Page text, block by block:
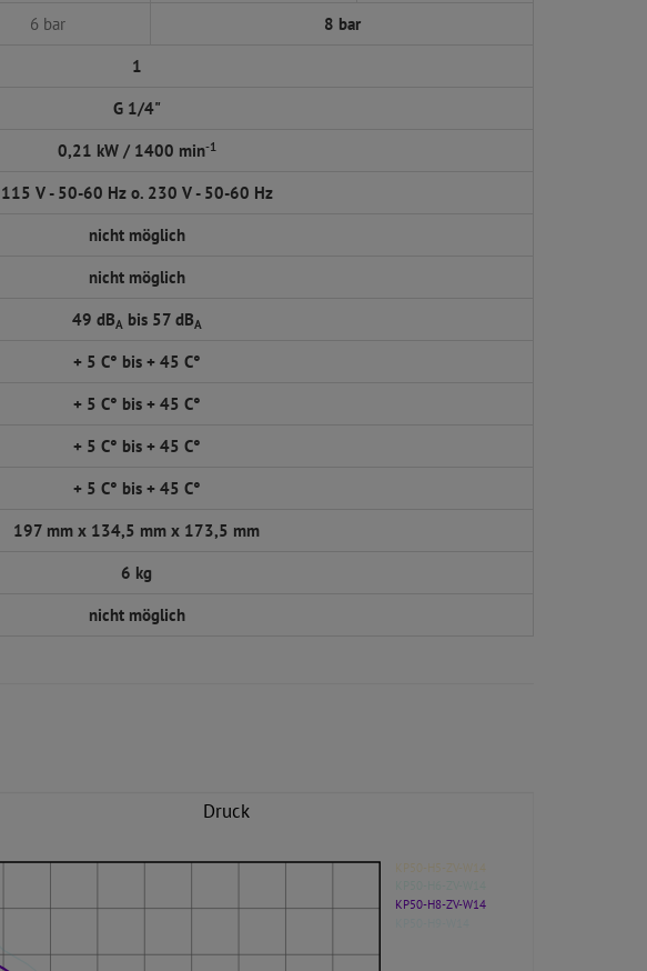
6 bar
8 bar
1
G 1/4"
0,21 kW / 1400 min-1
115 V - 50-60 Hz o. 230 V - 50-60 Hz
nicht möglich
nicht möglich
49 dBA bis 57 dBA
+ 5 C° bis + 45 C°
+ 5 C° bis + 45 C°
+ 5 C° bis + 45 C°
+ 5 C° bis + 45 C°
197 mm x 134,5 mm x 173,5 mm
6 kg
nicht möglich
Druck
KP50-H5-ZV-W14
KP50-H8-ZV-W14